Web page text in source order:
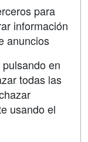
para
información
anuncios
en
todas las
usando el